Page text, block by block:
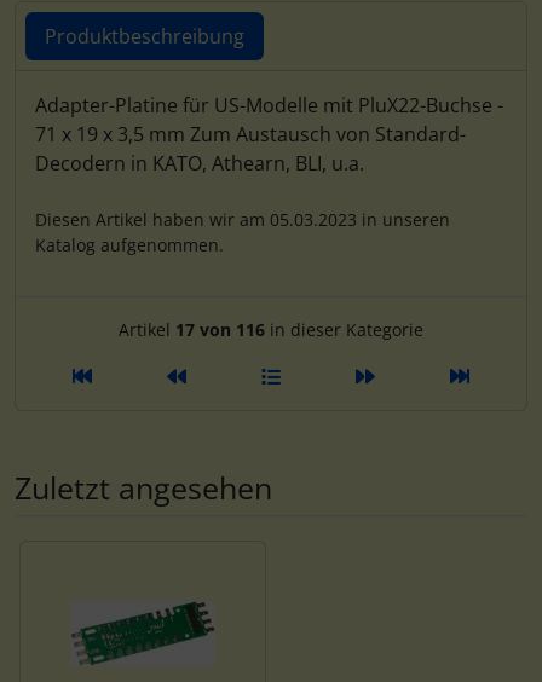
Produktbeschreibung
Produktbeschreibung
Adapter-Platine für US-Modelle mit PluX22-Buchse -
71 x 19 x 3,5 mm Zum Austausch von Standard-
Decodern in KATO, Athearn, BLI, u.a.
Diesen Artikel haben wir am 05.03.2023 in unseren
Katalog aufgenommen.
Artikelnavigation innerhalb
Artikel 17 von 116 in dieser Kategorie
Zuletzt angesehen